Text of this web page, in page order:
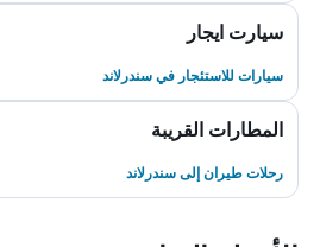
سيارت ايجار
سيارات للاستئجار في سندرلاند
المطارات القريبة
رحلات طيران إلى سندرلاند